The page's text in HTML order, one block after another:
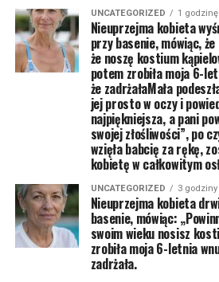
UNCATEGORIZED 1
Nieuprzejma kobieta
przy basenie, mówiąc,
że noszę kostium
potem zrobiła moja 6-
że zadrżałaMała
jej prosto w oczy i
najpiękniejsza, a pani
swojej złośliwości”, po
wzięła babcię za rękę,
kobietę w całkowitym
UNCATEGORIZED 3 godziny
Nieuprzejma kobieta
basenie, mówiąc:
swoim wieku nosisz
zrobiła moja 6-letnia
zadrżała.